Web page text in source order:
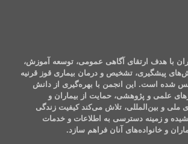
با هدف ارتقای آگاهی عمومی، توسعه آموزش،
پیشگیری، تشخیص و درمان بیماری قوز قرنیه
شده است. این انجمن با بهره‌گیری از دانش
علمی و پژوهشی، حمایت از بیماران و
و بین‌المللی، تلاش می‌کند کیفیت زندگی
و زمینه دسترسی به اطلاعات و خدمات
و خانواده‌های آنان فراهم سازد.